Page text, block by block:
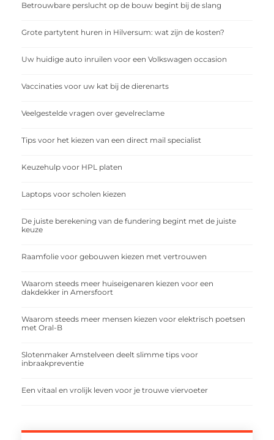
Betrouwbare perslucht op de bouw begint bij de slang
Grote partytent huren in Hilversum: wat zijn de kosten?
Uw huidige auto inruilen voor een Volkswagen occasion
Vaccinaties voor uw kat bij de dierenarts
Veelgestelde vragen over gevelreclame
Tips voor het kiezen van een direct mail specialist
Keuzehulp voor HPL platen
Laptops voor scholen kiezen
De juiste berekening van de fundering begint met de juiste
keuze
Raamfolie voor gebouwen kiezen met vertrouwen
Waarom steeds meer huiseigenaren kiezen voor een
dakdekker in Amersfoort
Waarom steeds meer mensen kiezen voor elektrisch poetsen
met Oral-B
Slotenmaker Amstelveen deelt slimme tips voor
inbraakpreventie
Een vitaal en vrolijk leven voor je trouwe viervoeter